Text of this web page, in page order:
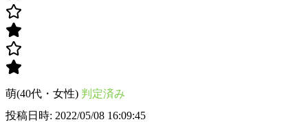
萌(40代・女性) 判定済み
投稿日時: 2022/05/08 16:09:45